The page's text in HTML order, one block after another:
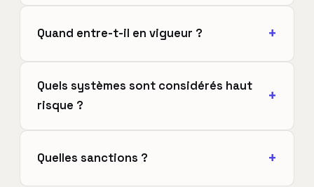
Quand entre-t-il en vigueur ?
Quels systèmes sont considérés haut
risque ?
Quelles sanctions ?